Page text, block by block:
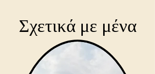
Σχετικά με μένα